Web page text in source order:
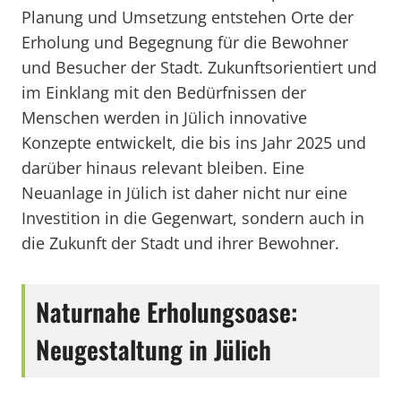
Planung und Umsetzung entstehen Orte der
Erholung und Begegnung für die Bewohner
und Besucher der Stadt. Zukunftsorientiert und
im Einklang mit den Bedürfnissen der
Menschen werden in Jülich innovative
Konzepte entwickelt, die bis ins Jahr 2025 und
darüber hinaus relevant bleiben. Eine
Neuanlage in Jülich ist daher nicht nur eine
Investition in die Gegenwart, sondern auch in
die Zukunft der Stadt und ihrer Bewohner.
Naturnahe Erholungsoase:
Neugestaltung in Jülich